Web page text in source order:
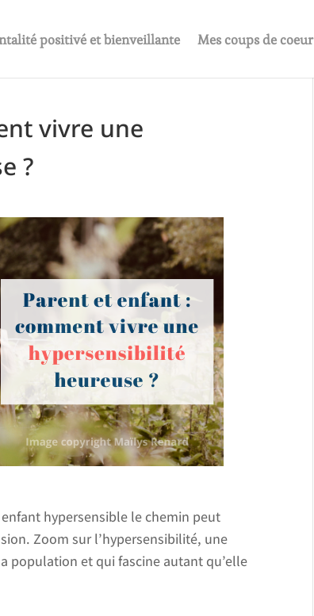
positivé et bienveillante Mes coups de coeur
vivre une
?
hypersensible le chemin peut
Zoom sur l’hypersensibilité, une
population et qui fascine autant qu’elle